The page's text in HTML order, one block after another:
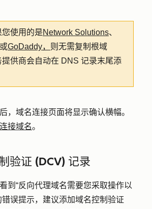
您使用的是Network Solutions、
或GoDaddy， 则无需复制根域
提供商会自动在 DNS 记录末尾添
，域名连接页面将显示确认横幅。
连接域名。
验证 (DCV) 记录
到“反向代理域名需要您采取操作以
错误提示，建议添加域名控制验证